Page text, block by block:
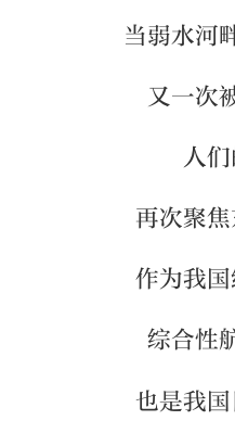
当弱水河
又一次
人
再次聚
作为我
综合性
也是我